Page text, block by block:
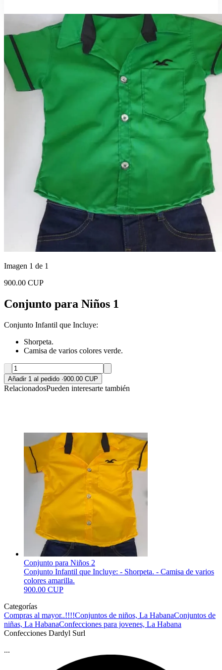
Imagen 1 de 1
900.00 CUP
Conjunto para Niños 1
Conjunto Infantil que Incluye:
Shorpeta.
Camisa de varios colores verde.
Añadir 1 al pedido ·900.00 CUP
RelacionadosPueden interesarte también
Conjunto para Niños 2
Conjunto Infantil que Incluye: - Shorpeta. - Camisa de varios
colores amarilla.
900.00 CUP
Categorías
Compras al mayor..!!!!Conjuntos de niños, La HabanaConjuntos de
niñas, La HabanaConfecciones para jovenes, La Habana
Confecciones Dardyl Surl
...